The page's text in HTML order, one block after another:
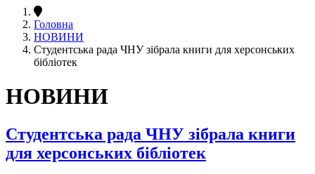
Головна
НОВИНИ
Студентська рада ЧНУ зібрала книги для херсонських
бібліотек
НОВИНИ
Студентська рада ЧНУ зібрала книги
для херсонських бібліотек